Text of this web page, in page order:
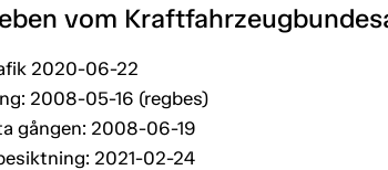
vom
2020-06-22
2008-05-16 (regbes)
gången: 2008-06-19
2021-02-24